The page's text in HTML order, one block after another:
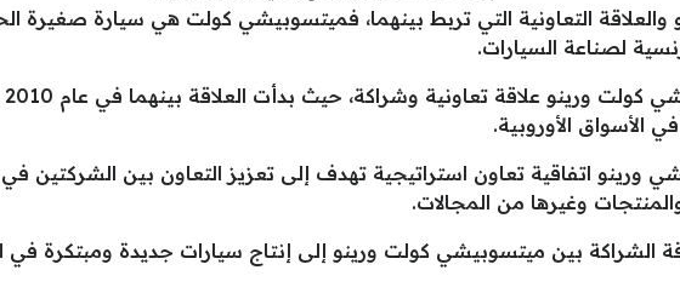
التعاونية التي تربط بينهما، فميتسوبيشي كولت هي سيارة
لصناعة السيارات.
الأسواق الأوروبية.
ميتسوبيشي ورينو اتفاقية تعاون استراتيجية تهدف إلى تعزيز التعاون بين
وغيرها من المجالات.
الشراكة بين ميتسوبيشي كولت ورينو إلى إنتاج سيارات جديدة ومبتكرة